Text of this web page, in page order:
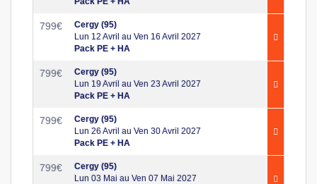
799€
Cergy (95)
Lun 12 Avril au Ven 16 Avril 2027
Pack PE + HA
799€
Cergy (95)
Lun 19 Avril au Ven 23 Avril 2027
Pack PE + HA
799€
Cergy (95)
Lun 26 Avril au Ven 30 Avril 2027
Pack PE + HA
799€
Cergy (95)
Lun 03 Mai au Ven 07 Mai 2027